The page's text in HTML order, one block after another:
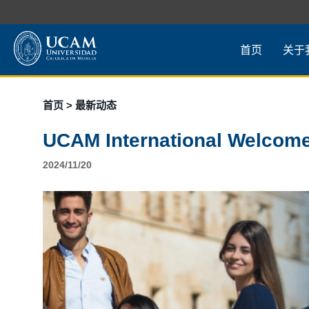
首页 关于
首页 > 最新动态
UCAM International
2024/11/20